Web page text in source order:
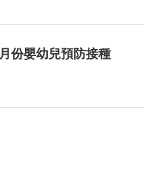
份嬰幼兒預防接種